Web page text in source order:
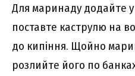
Для маринаду додайте у
поставте каструлю на
до кипіння. Щойно
розлийте його по